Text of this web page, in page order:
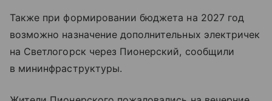
Также при формировании бюджета на 2027 год
возможно назначение дополнительных электричек
на Светлогорск через Пионерский, сообщили
в мининфраструктуры.